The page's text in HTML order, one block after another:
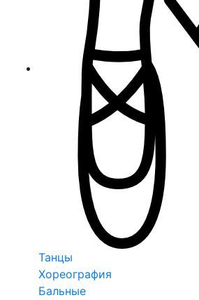
Танцы
Хореография
Бальные